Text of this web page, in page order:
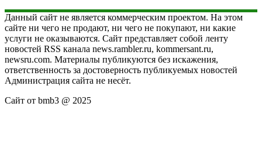
Данный сайт не является коммерческим проектом. На этом
сайте ни чего не продают, ни чего не покупают, ни какие
услуги не оказываются. Сайт представляет собой ленту
новостей RSS канала news.rambler.ru, kommersant.ru,
newsru.com. Материалы публикуются без искажения,
ответственность за достоверность публикуемых новостей
Администрация сайта не несёт.
Сайт от bmb3 @ 2025